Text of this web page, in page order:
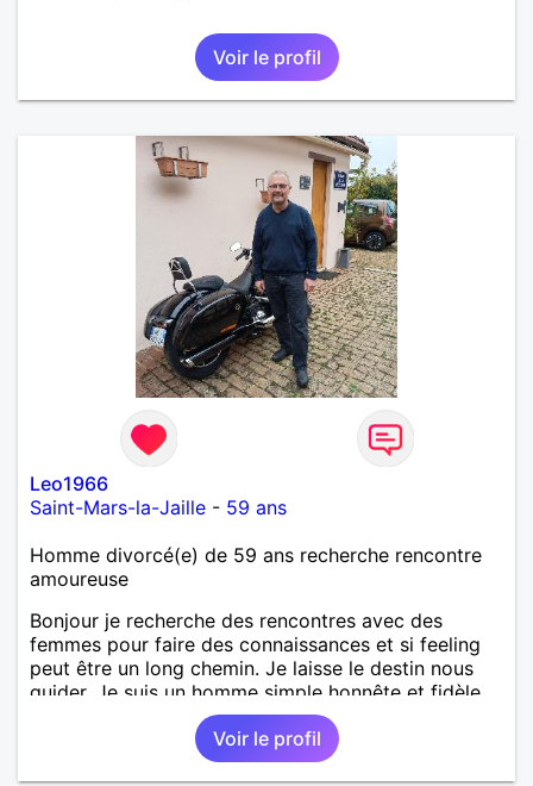
Voir le profil
Leo1966
Saint-Mars-la-Jaille - 59 ans
Homme divorcé(e) de 59 ans recherche rencontre
amoureuse
Bonjour je recherche des rencontres avec des
femmes pour faire des connaissances et si feeling
peut être un long chemin. Je laisse le destin nous
guider. Je suis un homme simple honnête et fidèle.
Voir le profil